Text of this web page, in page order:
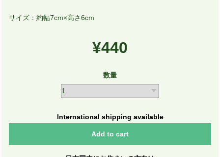
サイズ：約幅7cm×高さ6cm
¥440
数量
International shipping available
Add to cart